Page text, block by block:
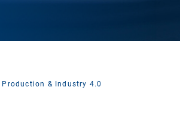
Production & Industry 4.0